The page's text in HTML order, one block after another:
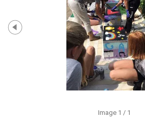
Image 1 / 1